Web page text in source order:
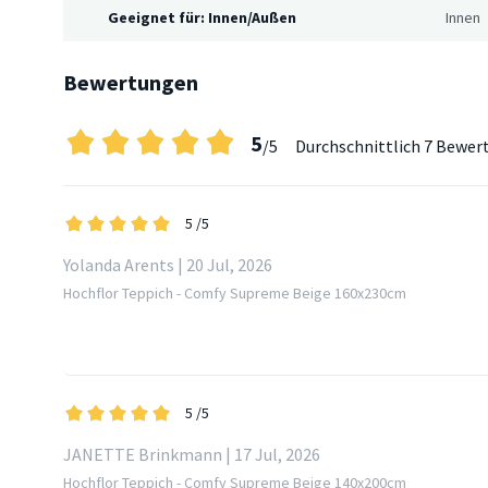
Geeignet für: Innen/Außen Innen
Bewertungen
5/5 Durchschnittlich 7
5 /5
Yolanda Arents | 20 Jul, 2026
Hochflor Teppich - Comfy Supreme Beige 160x230cm
5 /5
JANETTE Brinkmann | 17 Jul, 2026
Hochflor Teppich - Comfy Supreme Beige 140x200cm